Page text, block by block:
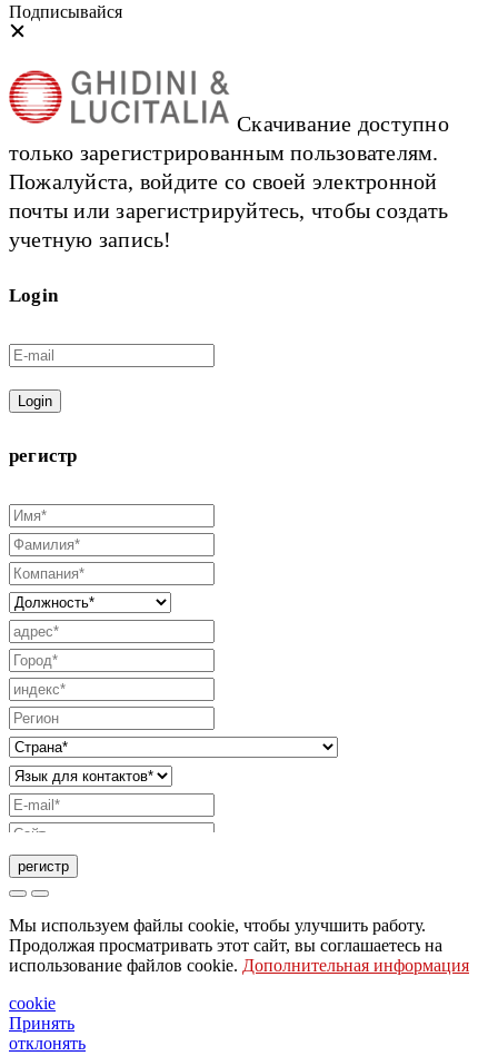
Подписывайся
Скачивание доступно
только зарегистрированным пользователям.
Пожалуйста, войдите со своей электронной
почты или зарегистрируйтесь, чтобы создать
учетную запись!
Login
Login
регистр
Запрос на отправку каталога
Запрос, чтобы с вами связался ваш торговый
представитель
Запрос на поддержку или дизайн освещения
Запрос на вебинар или обучение по продуктам
регистр
Мы используем файлы cookie, чтобы улучшить работу.
Продолжая просматривать этот сайт, вы соглашаетесь на
использование файлов cookie. Дополнительная информация
cookie
Принять
отклонять